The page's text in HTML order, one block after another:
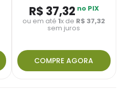
R$ 37,32 no PIX
ou em até1x de R$ 37,32
sem juros
COMPRE AGORA